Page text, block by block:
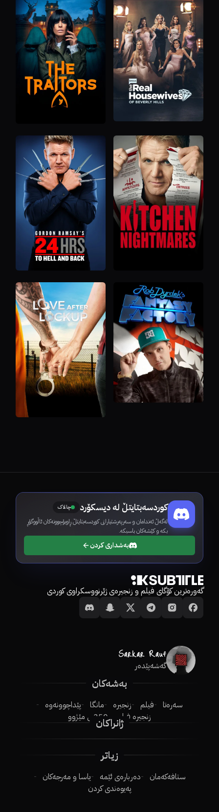
کوردسەبتایتڵ لە دیسکۆرد چالاک
لەگەڵ ئەندامان و سەرپەرشتیارانی کوردسەبتایتڵ ڕاوبۆچوونەکان ئاڵووگۆڕ
بکە و کێشەکان باسبکە.
بەشداری کردن
گەورەترین کۆگای فیلم و زنجیرەی ژێرنووسکراوی کوردی
گەشەپێدەر
بەشەکان
سەرەتا فیلم زنجیرە مانگا
پێداچوونەوە
زنجیرە فیلم
250ـی مێژوو
ژانراکان
زیاتر
ستافەکەمان دەربارەی ئێمە
یاسا و مەرجەکان
پەیوەندی کردن